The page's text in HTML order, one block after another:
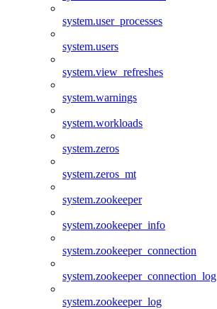
system.user_processes
system.users
system.view_refreshes
system.warnings
system.workloads
system.zeros
system.zeros_mt
system.zookeeper
system.zookeeper_info
system.zookeeper_connection
system.zookeeper_connection_log
system.zookeeper_log